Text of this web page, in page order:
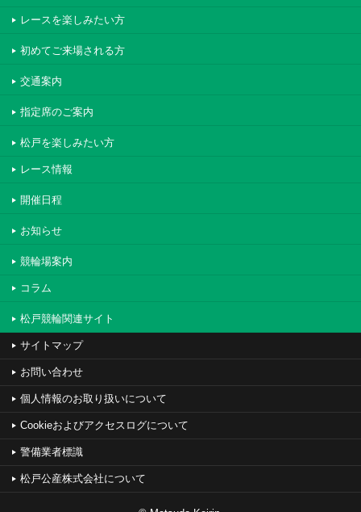
レースを楽しみたい方
初めてご来場される方
交通案内
指定席のご案内
松戸を楽しみたい方
レース情報
開催日程
お知らせ
競輪場案内
コラム
松戸競輪関連サイト
サイトマップ
お問い合わせ
個人情報のお取り扱いについて
Cookieおよびアクセスログについて
警備業者標識
松戸公産株式会社について